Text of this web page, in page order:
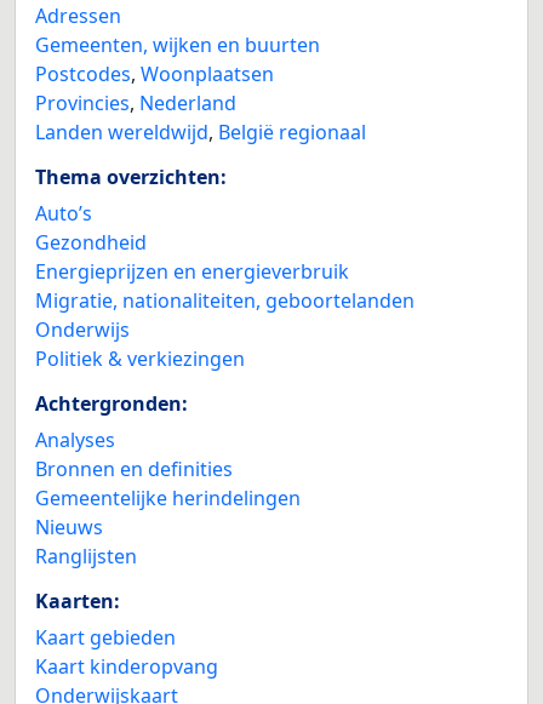
Adressen
Gemeenten, wijken en buurten
Postcodes, Woonplaatsen
Provincies, Nederland
Landen wereldwijd, België regionaal
Thema overzichten:
Auto’s
Gezondheid
Energieprijzen en energieverbruik
Migratie, nationaliteiten, geboortelanden
Onderwijs
Politiek & verkiezingen
Achtergronden:
Analyses
Bronnen en definities
Gemeentelijke herindelingen
Nieuws
Ranglijsten
Kaarten:
Kaart gebieden
Kaart kinderopvang
Onderwijskaart